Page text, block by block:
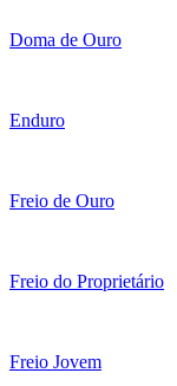
Doma de Ouro
Enduro
Freio de Ouro
Freio do Proprietário
Freio Jovem